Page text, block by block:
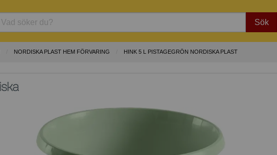
Sök
NORDISKA PLAST HEM FÖRVARING HINK 5 L PISTAGEGRÖN NORDISKA PLAST